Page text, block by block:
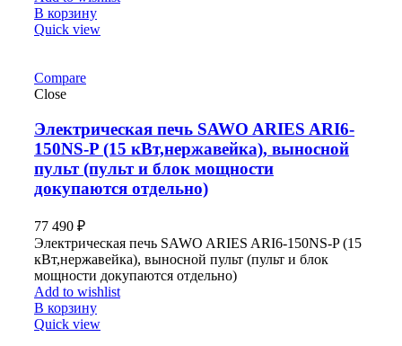
В корзину
Quick view
Compare
Close
Электрическая печь SAWO ARIES ARI6-
150NS-P (15 кВт,нержавейка), выносной
пульт (пульт и блок мощности
докупаются отдельно)
77 490 ₽
Электрическая печь SAWO ARIES ARI6-150NS-P (15
кВт,нержавейка), выносной пульт (пульт и блок
мощности докупаются отдельно)
Add to wishlist
В корзину
Quick view